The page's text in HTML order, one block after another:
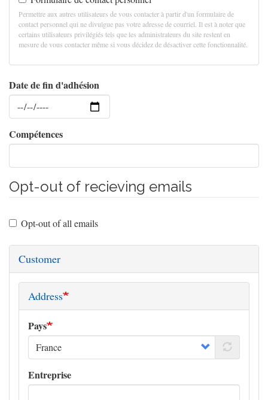
Permettre aux autres utilisateurs de vous contacter à partir d'un formulaire de
contact personnel qui ne divulgue pas votre adresse de courriel. Il est à noter que
certains utilisateurs privilégiés tels que les administrateurs du site restent en
mesure de vous contacter même si vous décidez de désactiver cette fonctionnalité.
Date de fin d'adhésion
Date
Compétences
Opt-out of recieving emails
Opt-out of all emails
Customer
Address
Pays
Entreprise